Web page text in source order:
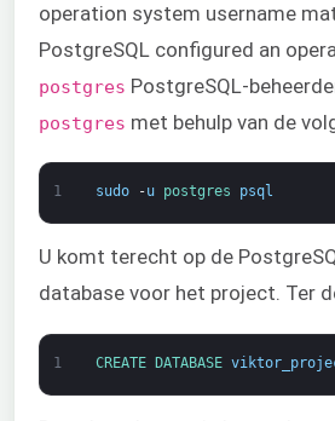
operation system username
PostgreSQL configured an
postgres PostgreSQL-
postgres met behulp van de
1 sudo -u postgres psql
U komt terecht op de
database voor het project. Ter
1 CREATE DATABASE